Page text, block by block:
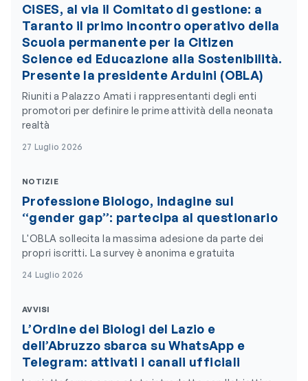
CiSES, al via il Comitato di gestione: a
Taranto il primo incontro operativo della
Scuola permanente per la Citizen
Science ed Educazione alla Sostenibilità.
Presente la presidente Arduini (OBLA)
Riuniti a Palazzo Amati i rappresentanti degli enti
promotori per definire le prime attività della neonata
realtà
27 Luglio 2026
NOTIZIE
Professione Biologo, indagine sul
“gender gap”: partecipa al questionario
L'OBLA sollecita la massima adesione da parte dei
propri iscritti. La survey è anonima e gratuita
24 Luglio 2026
AVVISI
L’Ordine dei Biologi del Lazio e
dell’Abruzzo sbarca su WhatsApp e
Telegram: attivati i canali ufficiali